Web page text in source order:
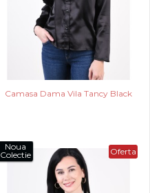
Camasa Dama Vila Tancy Black
Oferta
Noua
Colectie